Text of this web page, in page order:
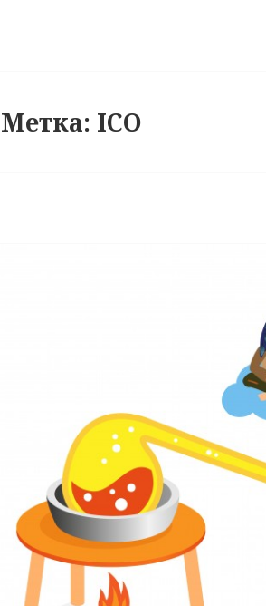
Метка: ICO